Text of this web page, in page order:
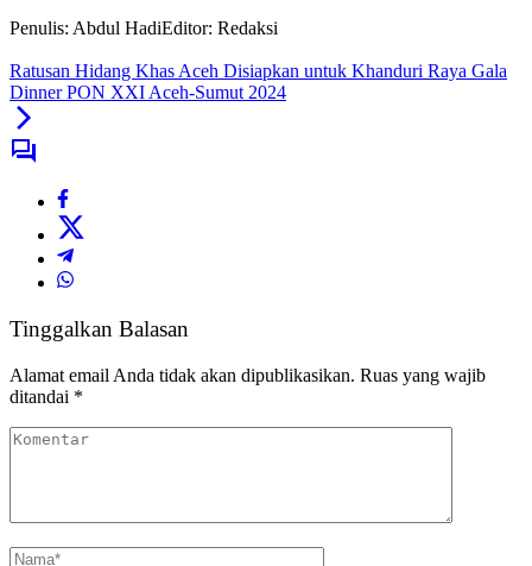
Penulis: Abdul HadiEditor: Redaksi
Ratusan Hidang Khas Aceh Disiapkan untuk Khanduri Raya Gala
Dinner PON XXI Aceh-Sumut 2024
Tinggalkan Balasan
Alamat email Anda tidak akan dipublikasikan. Ruas yang wajib
ditandai *